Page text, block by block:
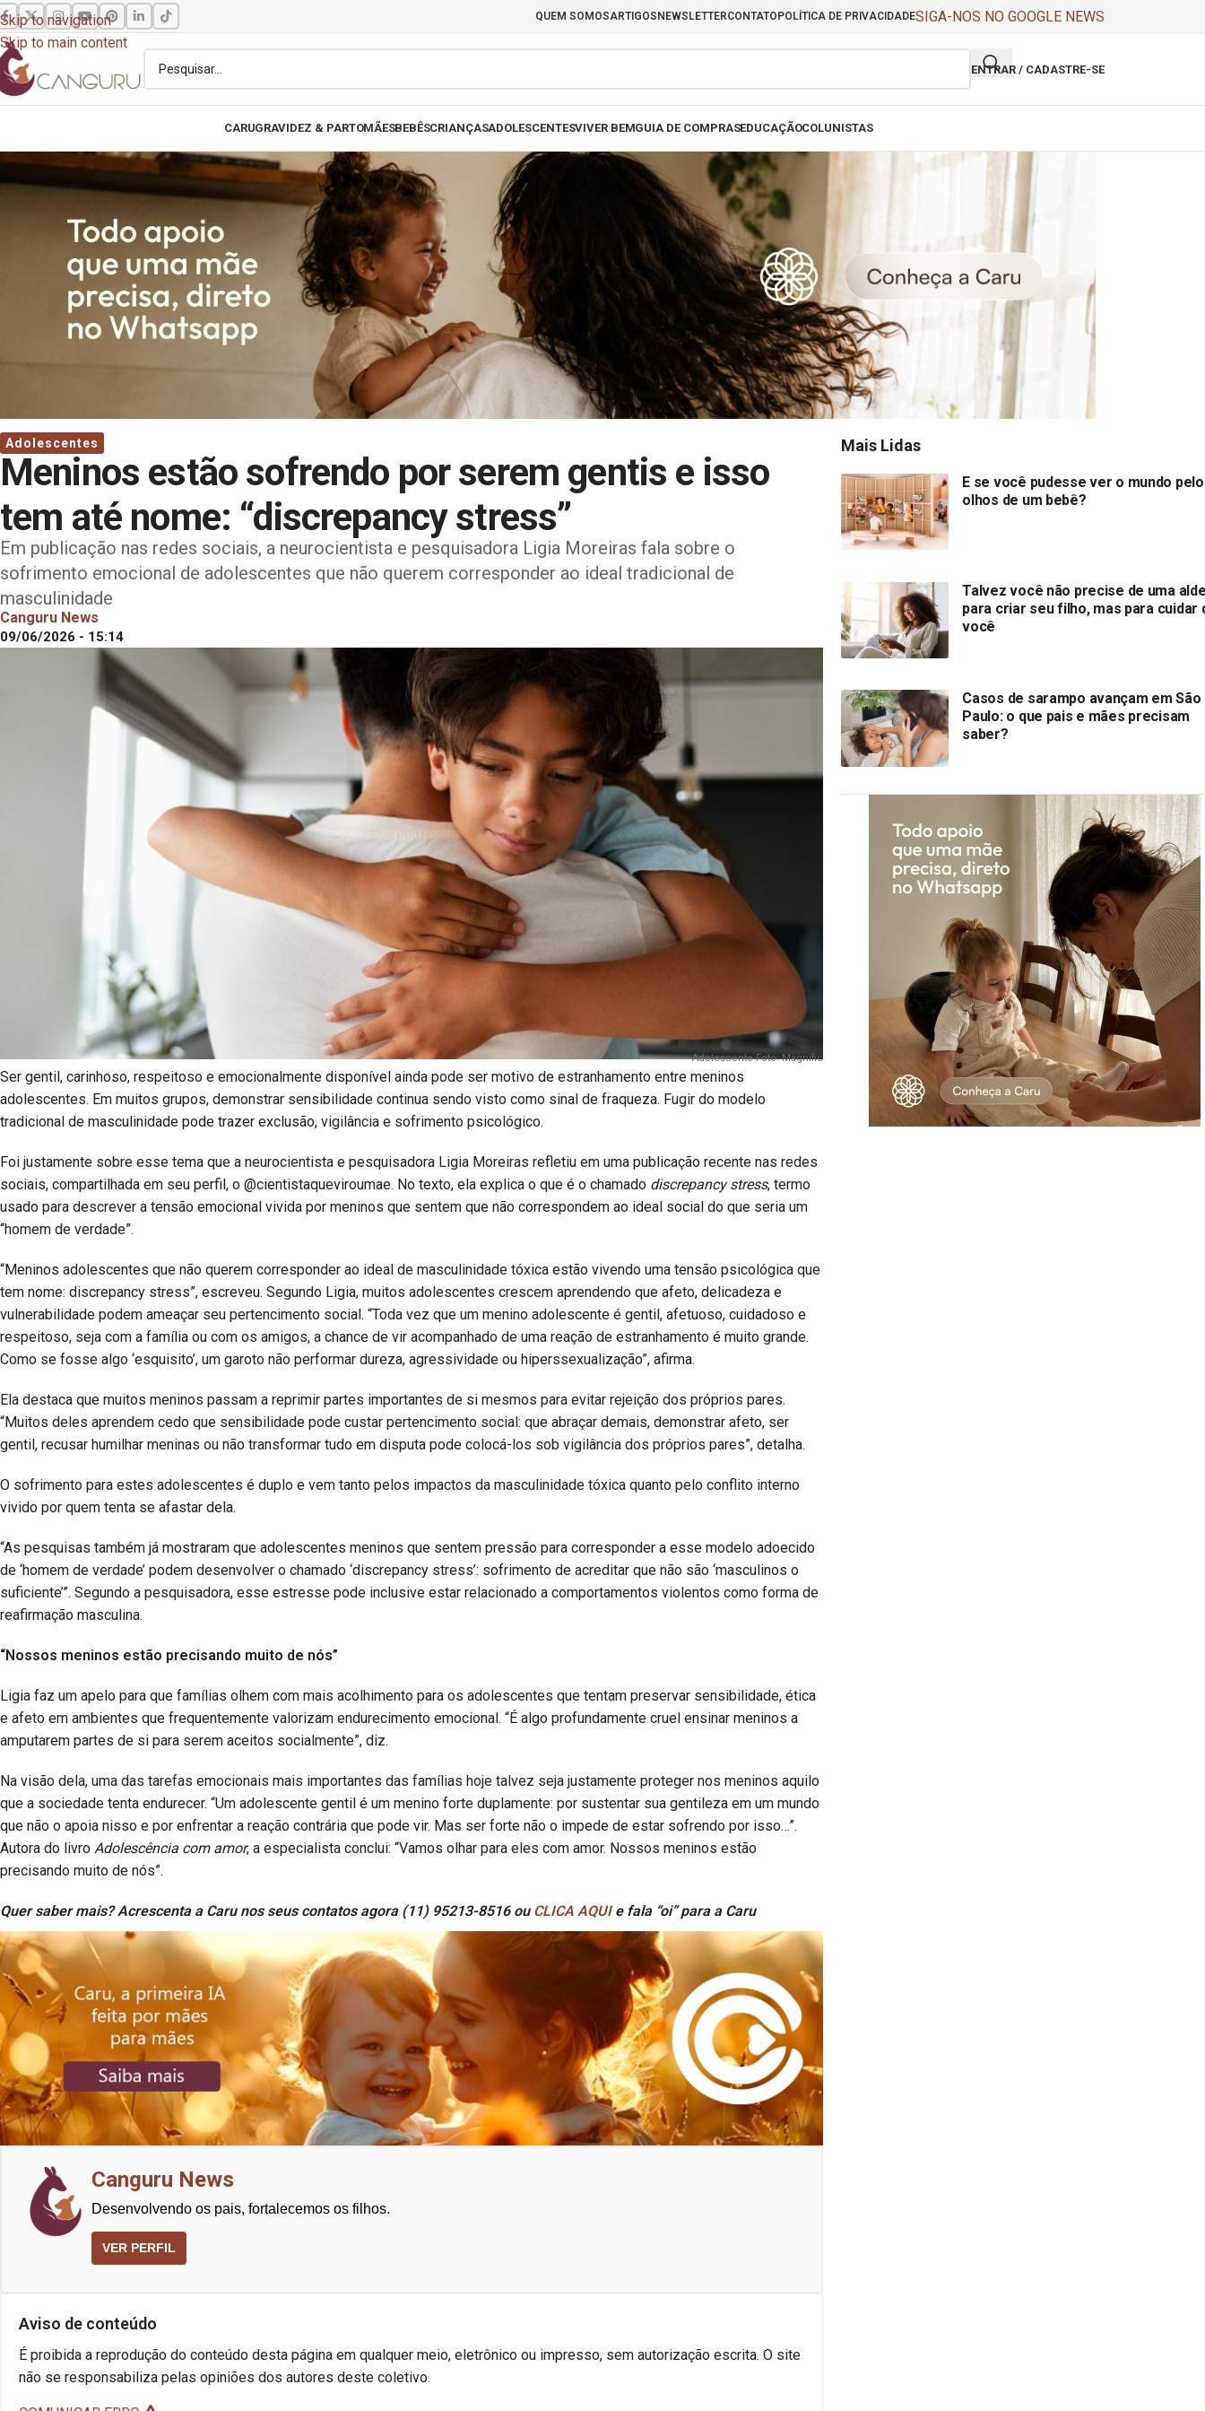
Skip to navigation
Skip to main content
QUEM SOMOSARTIGOS NEWSLETTERCONTATO POLÍTICA DE PRIVACIDADESIGA-NOS NO GOOGLE NEWS
ENTRAR / CADASTRE-SE
CARUGRAVIDEZ & PARTOMÃESBEBÊSCRIANÇASADOLESCENTESVIVER BEMGUIA DE COMPRASEDUCAÇÃOCOLUNISTAS
Adolescentes
Meninos estão sofrendo por serem gentis e isso
tem até nome: “discrepancy stress”
Em publicação nas redes sociais, a neurocientista e pesquisadora Ligia Moreiras fala sobre o
sofrimento emocional de adolescentes que não querem corresponder ao ideal tradicional de
masculinidade
Canguru News
09/06/2026 - 15:14
Adolescente Foto: Magnific
Ser gentil, carinhoso, respeitoso e emocionalmente disponível ainda pode ser motivo de estranhamento entre meninos
adolescentes. Em muitos grupos, demonstrar sensibilidade continua sendo visto como sinal de fraqueza. Fugir do modelo
tradicional de masculinidade pode trazer exclusão, vigilância e sofrimento psicológico.
Foi justamente sobre esse tema que a neurocientista e pesquisadora Ligia Moreiras refletiu em uma publicação recente nas redes
sociais, compartilhada em seu perfil, o @cientistaqueviroumae. No texto, ela explica o que é o chamado discrepancy stress, termo
usado para descrever a tensão emocional vivida por meninos que sentem que não correspondem ao ideal social do que seria um
“homem de verdade”.
“Meninos adolescentes que não querem corresponder ao ideal de masculinidade tóxica estão vivendo uma tensão psicológica que
tem nome: discrepancy stress”, escreveu. Segundo Ligia, muitos adolescentes crescem aprendendo que afeto, delicadeza e
vulnerabilidade podem ameaçar seu pertencimento social. “Toda vez que um menino adolescente é gentil, afetuoso, cuidadoso e
respeitoso, seja com a família ou com os amigos, a chance de vir acompanhado de uma reação de estranhamento é muito grande.
Como se fosse algo ‘esquisito’, um garoto não performar dureza, agressividade ou hiperssexualização”, afirma.
Ela destaca que muitos meninos passam a reprimir partes importantes de si mesmos para evitar rejeição dos próprios pares.
“Muitos deles aprendem cedo que sensibilidade pode custar pertencimento social: que abraçar demais, demonstrar afeto, ser
gentil, recusar humilhar meninas ou não transformar tudo em disputa pode colocá-los sob vigilância dos próprios pares”, detalha.
O sofrimento para estes adolescentes é duplo e vem tanto pelos impactos da masculinidade tóxica quanto pelo conflito interno
vivido por quem tenta se afastar dela.
“As pesquisas também já mostraram que adolescentes meninos que sentem pressão para corresponder a esse modelo adoecido
de ‘homem de verdade’ podem desenvolver o chamado ‘discrepancy stress’: sofrimento de acreditar que não são ‘masculinos o
suficiente’”. Segundo a pesquisadora, esse estresse pode inclusive estar relacionado a comportamentos violentos como forma de
reafirmação masculina.
“Nossos meninos estão precisando muito de nós”
Ligia faz um apelo para que famílias olhem com mais acolhimento para os adolescentes que tentam preservar sensibilidade, ética
e afeto em ambientes que frequentemente valorizam endurecimento emocional. “É algo profundamente cruel ensinar meninos a
amputarem partes de si para serem aceitos socialmente”, diz.
Na visão dela, uma das tarefas emocionais mais importantes das famílias hoje talvez seja justamente proteger nos meninos aquilo
que a sociedade tenta endurecer. “Um adolescente gentil é um menino forte duplamente: por sustentar sua gentileza em um mundo
que não o apoia nisso e por enfrentar a reação contrária que pode vir. Mas ser forte não o impede de estar sofrendo por isso…”.
Autora do livro Adolescência com amor, a especialista conclui: “Vamos olhar para eles com amor. Nossos meninos estão
precisando muito de nós”.
Quer saber mais? Acrescenta a Caru nos seus contatos agora (11) 95213-8516 ouCLICA AQUIe fala “oi” para a Caru
Canguru News
Desenvolvendo os pais, fortalecemos os filhos.
VER PERFIL
Aviso de conteúdo
É proibida a reprodução do conteúdo desta página em qualquer meio, eletrônico ou impresso, sem autorização escrita. O site
não se responsabiliza pelas opiniões dos autores deste coletivo.
Mais Lidas
E se você pudesse ver o mundo
olhos de um bebê?
Talvez você não precise de uma
para criar seu filho, mas para cuidar
você
Casos de sarampo avançam em São
Paulo: o que pais e mães precisam
saber?